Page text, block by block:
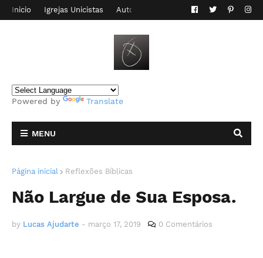
Inicio Igrejas Unicistas Autor do Blog Contato
Powered by Translate
MENU
Página inicial Reflexões Bíblicas
Não Largue de Sua Esposa.
by Lucas Ajudarte - março 17, 2019 0 Comentários